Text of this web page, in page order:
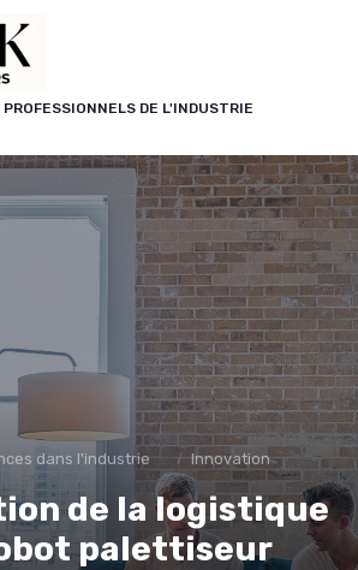
PROFESSIONNELS DE L'INDUSTRIE
l'industrie des produits laitiers Innovation
de la logistique
palettiseur